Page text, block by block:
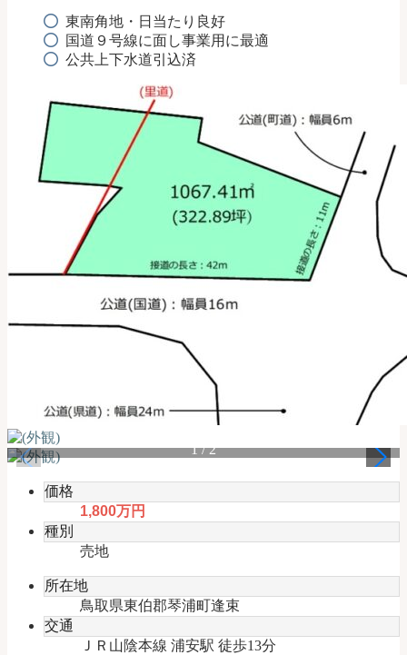
東南角地・日当たり良好
国道９号線に面し事業用に最適
公共上下水道引込済
1/2
価格
1,800万円
種別
売地
所在地
鳥取県東伯郡琴浦町逢束
交通
ＪＲ山陰本線 浦安駅 徒歩13分